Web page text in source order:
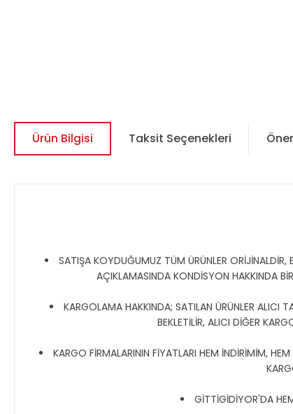
Ürün Bilgisi Taksit Seçenekleri
SATIŞA KOYDUĞUMUZ TÜM ÜRÜNLER ORİJİNALDİR,
AÇIKLAMASINDA KONDİSYON HAKKINDA
KARGOLAMA HAKKINDA; SATILAN ÜRÜNLER ALICI
BEKLETİLİR, ALICI DİĞER
KARGO FİRMALARININ FİYATLARI HEM İNDİRİMİM,
GİTTİGİDİYOR'DA